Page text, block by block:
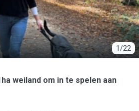
1/22
weiland om in te spelen aan